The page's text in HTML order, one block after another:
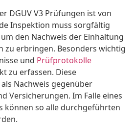
DGUV V3 Prüfungen ist von
Inspektion muss sorgfältig
den Nachweis der Einhaltung
zu erbringen. Besonders wichtig
und Prüfprotokolle
zu erfassen. Diese
Nachweis gegenüber
Versicherungen. Im Falle eines
können so alle durchgeführten